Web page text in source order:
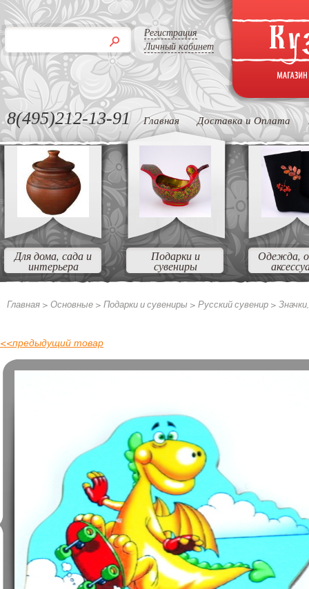
Регистрация
Личный кабинет
8(495)212-13-91 Главная Доставка и Оплата
Для дома, сада и
интерьера
Подарки и
сувениры
Одежда,
Главная > Основные > Подарки и сувениры > Русский сувенир >
<<предыдущий товар